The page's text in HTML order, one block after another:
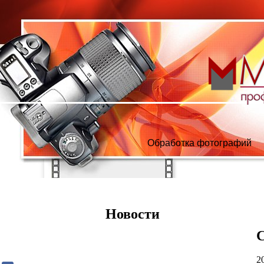
Обработка фотографий
Новости